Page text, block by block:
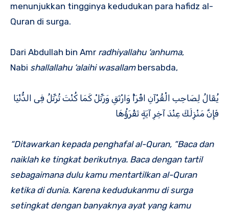
menunjukkan tingginya kedudukan para hafidz al-
Quran di surga.
Dari Abdullah bin Amr radhiyallahu ‘anhuma,
Nabi shallallahu ‘alaihi wasallambersabda,
يُقَالُ لِصَاحِبِ الْقُرْآنِ اقْرَأْ وَارْتَقِ وَرَتِّلْ كَمَا كُنْتَ تُرَتِّلُ فِى الدُّنْيَا
فَإِنَّ مَنْزِلَكَ عِنْدَ آخِرِ آيَةٍ تَقْرَؤُهَا
“Ditawarkan kepada penghafal al-Quran, “Baca dan
naiklah ke tingkat berikutnya. Baca dengan tartil
sebagaimana dulu kamu mentartilkan al-Quran
ketika di dunia. Karena kedudukanmu di surga
setingkat dengan banyaknya ayat yang kamu